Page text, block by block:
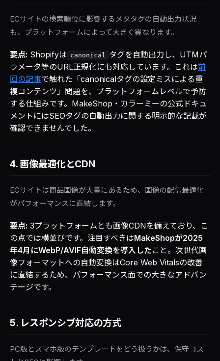
ECサイトの検索順位に影響するメタタグの自動出力状況
も、プラットフォームによって大きく異なります。
要点: Shopifyは canonical タグを自動出力し、UTMパ
ラメータ等のURL正規化にも対応しています。これは前
回の記事で触れた「canonicalタグの設定ミスによる重
複コンテンツ」問題を、プラットフォームレベルで予防
する仕組みです。MakeShop・カラーミーの公式ドキュ
メントにはSEOタグの自動出力に関する明示的な記載が
確認できませんでした。
4. 画像最適化とCDN
ECサイトは商品画像が大量にあるため、画像の配信最適化
がパフォーマンスに直結します。
要点: 3プラットフォームとも画像CDNを備えており、こ
の点では横並びです。注目すべきはMakeShopが2025
年4月にWebP/AVIF自動変換を導入したこと。次世代画
像フォーマットへの自動変換はCore Web Vitalsの改善
に直結するため、パフォーマンス面での大きなアドバン
テージです。
5. レスポンシブ対応の方式
PC版とスマホ版のテンプレートをどう扱うかは、保守コス